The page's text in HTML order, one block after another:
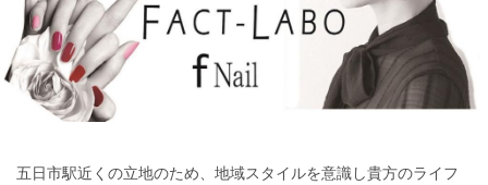
五日市駅近くの立地のため、地域スタイルを意識し貴方のライフ